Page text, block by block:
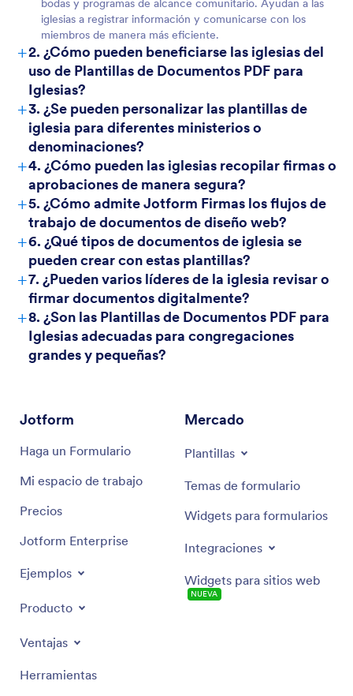
bodas y programas de alcance comunitario. Ayudan a las
iglesias a registrar información y comunicarse con los
miembros de manera más eficiente.
+2. ¿Cómo pueden beneficiarse las iglesias del
uso de Plantillas de Documentos PDF para
Iglesias?
+3. ¿Se pueden personalizar las plantillas de
iglesia para diferentes ministerios o
denominaciones?
+4. ¿Cómo pueden las iglesias recopilar firmas o
aprobaciones de manera segura?
+5. ¿Cómo admite Jotform Firmas los flujos de
trabajo de documentos de diseño web?
+6. ¿Qué tipos de documentos de iglesia se
pueden crear con estas plantillas?
+7. ¿Pueden varios líderes de la iglesia revisar o
firmar documentos digitalmente?
+8. ¿Son las Plantillas de Documentos PDF para
Iglesias adecuadas para congregaciones
grandes y pequeñas?
Jotform
Haga un Formulario
Mi espacio de trabajo
Precios
Jotform Enterprise
Ejemplos
Producto
Ventajas
Herramientas
Mercado
Plantillas
Temas de formulario
Widgets para formularios
Integraciones
Widgets para sitios web
NUEVA